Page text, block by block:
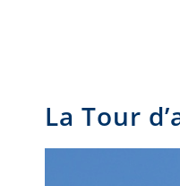
La Tour